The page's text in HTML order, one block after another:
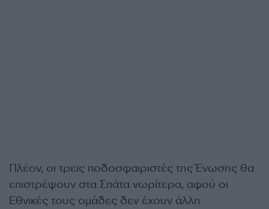
Πλέον, οι τρεις ποδοσφαιριστές της Ένωσης θα
επιστρέψουν στα Σπάτα νωρίτερα, αφού οι
Εθνικές τους ομάδες δεν έχουν άλλη